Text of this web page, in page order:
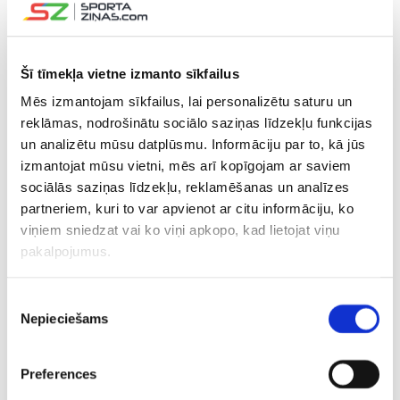
Šī tīmekļa vietne izmanto sīkfailus
Mēs izmantojam sīkfailus, lai personalizētu saturu un
reklāmas, nodrošinātu sociālo saziņas līdzekļu funkcijas
un analizētu mūsu datplūsmu. Informāciju par to, kā jūs
izmantojat mūsu vietni, mēs arī kopīgojam ar saviem
sociālās saziņas līdzekļu, reklamēšanas un analīzes
partneriem, kuri to var apvienot ar citu informāciju, ko
viņiem sniedzat vai ko viņi apkopo, kad lietojat viņu
pakalpojumus.
izvēle
Nepieciešams
Preferences
Ātu Rati un diviem Piusa Zutera vārtiem, bet papildlaikā
“Canucks” ar 85 punktiem 78 spēlēs ieņem 10.vietu
Rietumu konferencē un uz iekļūšānu Stenlija kausa izcīņā
pretendē tikai teorētiski. Nākamo maču Vankūveras
komanda aizvadīs ceturtdien, kad viesos tiksies ar
Kolorādo “Avalanche” hokejistiem.